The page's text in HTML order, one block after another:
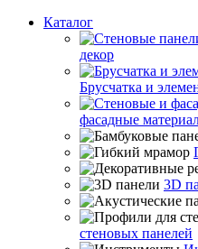
Каталог
декор
Брусчатка и
фасадные
3D
стеновых панелей